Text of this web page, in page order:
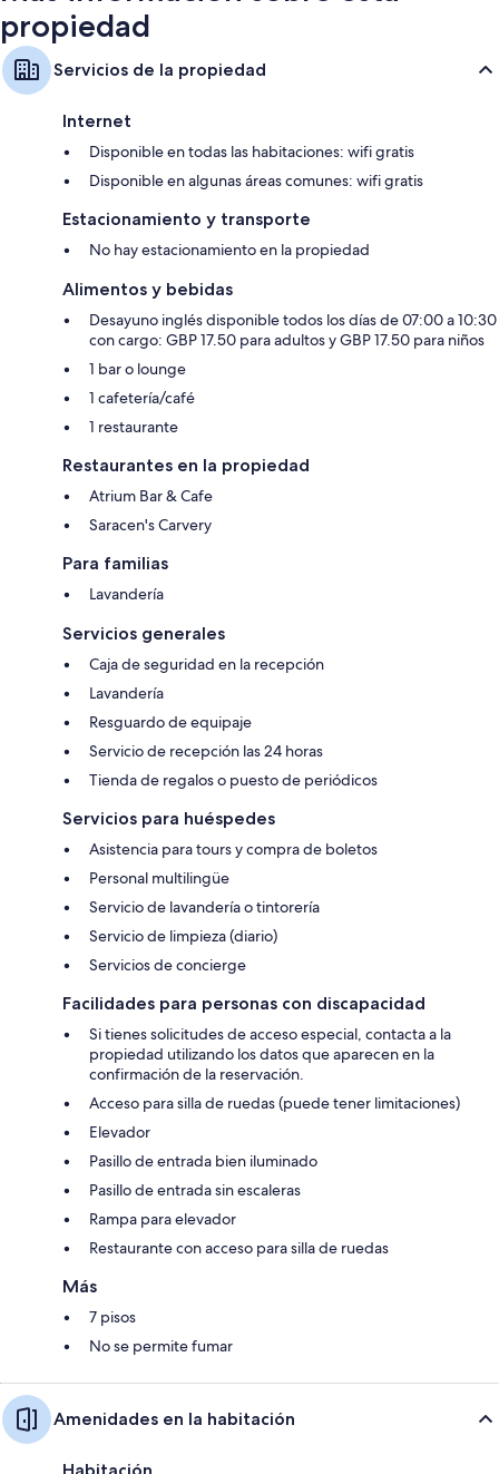
propiedad
Servicios de la propiedad
Internet
Disponible en todas las habitaciones: wifi gratis
Disponible en algunas áreas comunes: wifi gratis
Estacionamiento y transporte
No hay estacionamiento en la propiedad
Alimentos y bebidas
Desayuno inglés disponible todos los días de 07:00 a 10:30
con cargo: GBP 17.50 para adultos y GBP 17.50 para niños
1 bar o lounge
1 cafetería/café
1 restaurante
Restaurantes en la propiedad
Atrium Bar & Cafe
Saracen's Carvery
Para familias
Lavandería
Servicios generales
Caja de seguridad en la recepción
Lavandería
Resguardo de equipaje
Servicio de recepción las 24 horas
Tienda de regalos o puesto de periódicos
Servicios para huéspedes
Asistencia para tours y compra de boletos
Personal multilingüe
Servicio de lavandería o tintorería
Servicio de limpieza (diario)
Servicios de concierge
Facilidades para personas con discapacidad
Si tienes solicitudes de acceso especial, contacta a la
propiedad utilizando los datos que aparecen en la
confirmación de la reservación.
Acceso para silla de ruedas (puede tener limitaciones)
Elevador
Pasillo de entrada bien iluminado
Pasillo de entrada sin escaleras
Rampa para elevador
Restaurante con acceso para silla de ruedas
Más
7 pisos
No se permite fumar
Amenidades en la habitación